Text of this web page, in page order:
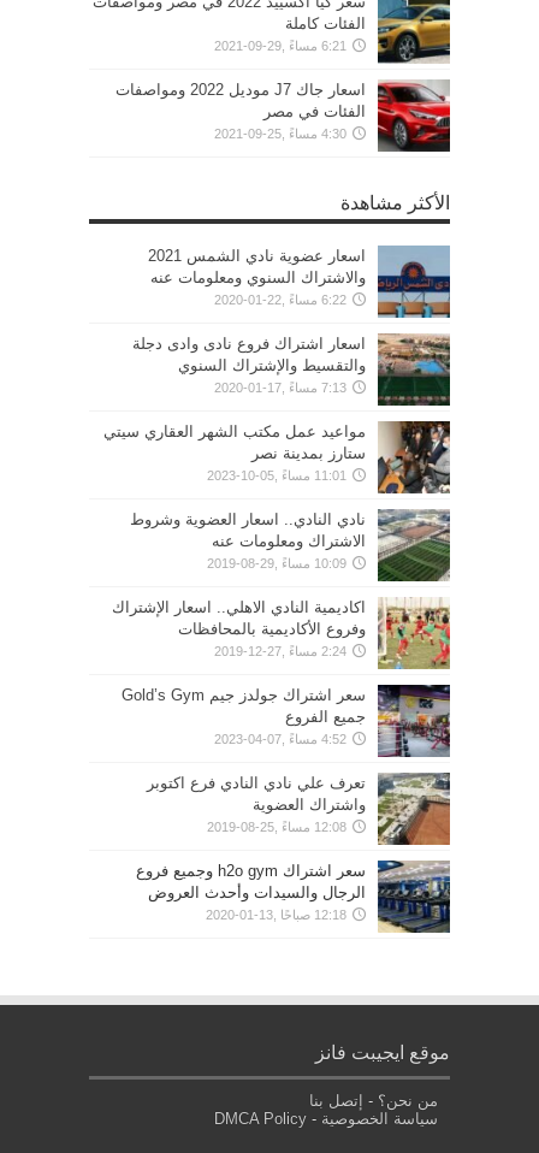
الفئات كاملة
6:21 مساءً ,29-09-2021
اسعار جاك J7 موديل 2022 ومواصفات
الفئات في مصر
4:30 مساءً ,25-09-2021
الأكثر مشاهدة
اسعار عضوية نادي الشمس 2021
والاشتراك السنوي ومعلومات عنه
6:22 مساءً ,22-01-2020
اسعار اشتراك فروع نادى وادى دجلة
والتقسيط والإشتراك السنوي
7:13 مساءً ,17-01-2020
مواعيد عمل مكتب الشهر العقاري سيتي
ستارز بمدينة نصر
11:01 مساءً ,05-10-2023
نادي النادي.. اسعار العضوية وشروط
الاشتراك ومعلومات عنه
10:09 مساءً ,29-08-2019
اكاديمية النادي الاهلي.. اسعار الإشتراك
وفروع الأكاديمية بالمحافظات
2:24 مساءً ,27-12-2019
سعر اشتراك جولدز جيم Gold’s Gym
جميع الفروع
4:52 مساءً ,07-04-2023
تعرف علي نادي النادي فرع اكتوبر
واشتراك العضوية
12:08 مساءً ,25-08-2019
سعر اشتراك h2o gym وجميع فروع
الرجال والسيدات وأحدث العروض
12:18 صباحًا ,13-01-2020
موقع ايجيبت فانز
من نحن؟ - إتصل بنا
سياسة الخصوصية -
DMCA Policy